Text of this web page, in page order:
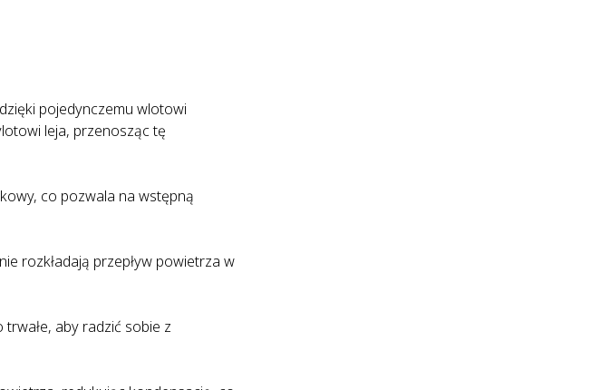
pojedynczemu wlotowi
leja, przenosząc tę
co pozwala na wstępną
rozkładają przepływ powietrza w
aby radzić sobie z